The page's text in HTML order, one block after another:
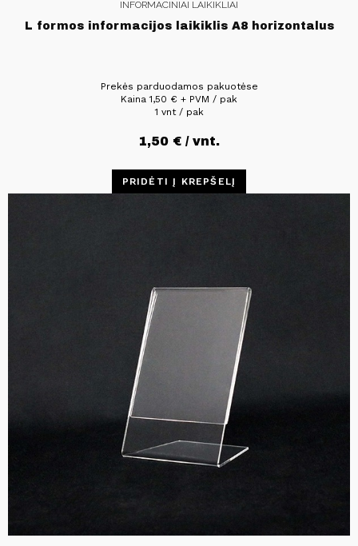
INFORMACINIAI LAIKIKLIAI
L formos informacijos laikiklis A8 horizontalus
Prekės parduodamos pakuotėse
Kaina1,50 € + PVM / pak
1 vnt / pak
1,50 € / vnt.
PRIDĖTI Į KREPŠELĮ